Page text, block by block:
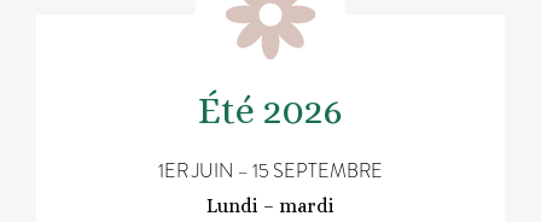
Été 2026
1ER JUIN – 15 SEPTEMBRE
Lundi – mardi